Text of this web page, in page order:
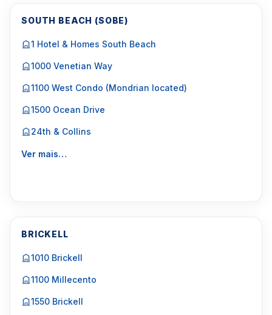
SOUTH BEACH (SOBE)
1 Hotel & Homes South Beach
1000 Venetian Way
1100 West Condo (Mondrian located)
1500 Ocean Drive
24th & Collins
Ver mais…
BRICKELL
1010 Brickell
1100 Millecento
1550 Brickell